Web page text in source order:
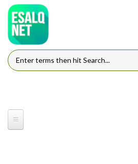
Pular para o conteúdo principal
FORMULÁRIO DE